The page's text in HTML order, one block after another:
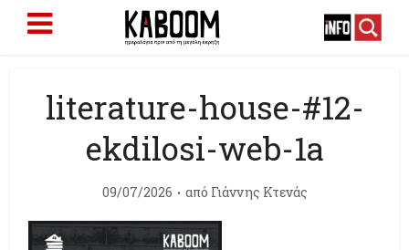
literature-house-#12-
ekdilosi-web-1a
09/07/2026 από Γιάννης Κτενάς